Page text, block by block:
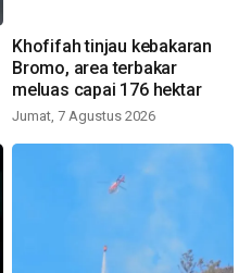
Khofifah tinjau kebakaran
Bromo, area terbakar
meluas capai 176 hektar
Jumat, 7 Agustus 2026